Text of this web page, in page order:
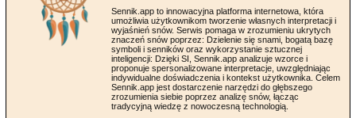
Sennik.app to innowacyjna platforma internetowa, która
umożliwia użytkownikom tworzenie własnych interpretacji i
wyjaśnień snów. Serwis pomaga w zrozumieniu ukrytych
znaczeń snów poprzez: Dzielenie się snami, bogatą bazę
symboli i senników oraz wykorzystanie sztucznej
inteligencji: Dzięki SI, Sennik.app analizuje wzorce i
proponuje spersonalizowane interpretacje, uwzględniając
indywidualne doświadczenia i kontekst użytkownika. Celem
Sennik.app jest dostarczenie narzędzi do głębszego
zrozumienia siebie poprzez analizę snów, łącząc
tradycyjną wiedzę z nowoczesną technologią.